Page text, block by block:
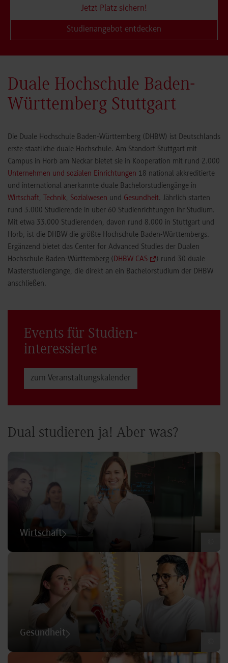
Jetzt Platz sichern!
Studienangebot entdecken
Duale Hochschule Baden-
Württemberg Stuttgart
Die Duale Hochschule Baden-Württemberg (DHBW) ist Deutschlands
erste staatliche duale Hochschule. Am Standort Stuttgart mit
Campus in Horb am Neckar bietet sie in Kooperation mit rund 2.000
Unternehmen und sozialen Einrichtungen 18 national akkreditierte
und international anerkannte duale Bachelorstudiengänge in
Wirtschaft, Technik, Sozialwesen und Gesundheit. Jährlich starten
rund 3.000 Studierende in über 60 Studienrichtungen ihr Studium.
Mit etwa 33.000 Studierenden, davon rund 8.000 in Stuttgart und
Horb, ist die DHBW die größte Hochschule Baden-Württembergs.
Ergänzend bietet das Center for Advanced Studies der Dualen
Hochschule Baden-Württemberg (DHBW CAS
) rund 30 duale
Masterstudiengänge, die direkt an ein Bachelorstudium der DHBW
anschließen.
Events für Studien­
interessierte
zum Veranstaltungs­kalender
Dual studieren ja! Aber was?
Wirtschaft
Gesundheit